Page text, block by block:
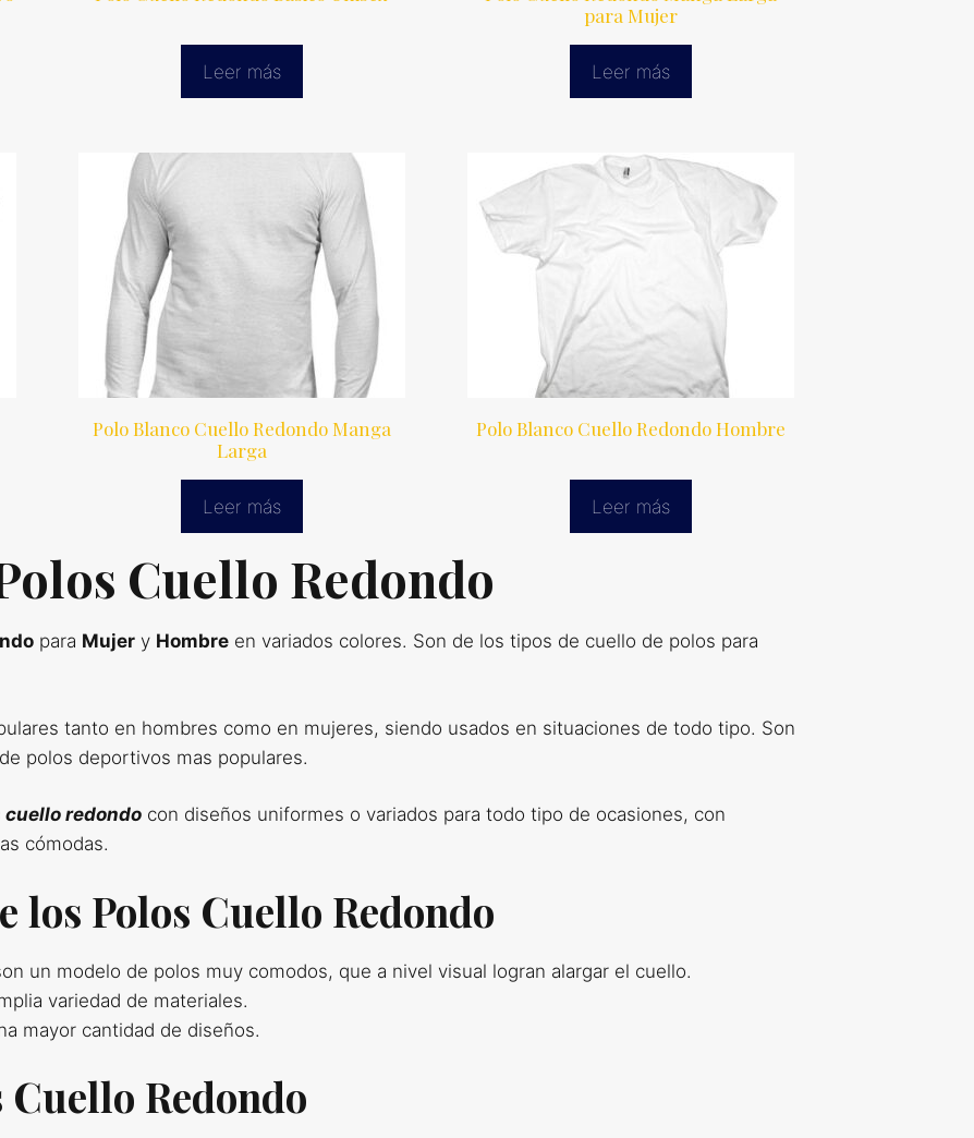
Leer más
para Mujer
Leer más
Polo Blanco Cuello Redondo Manga
Larga
Leer más
Polo Blanco Cuello Redondo Hombre
Leer más
Cuello Redondo
para Mujer y Hombre en variados colores. Son de los tipos de cuello de polos para
tanto en hombres como en mujeres, siendo usados en situaciones de todo tipo. Son
polos deportivos mas populares.
cuello redondo con diseños uniformes o variados para todo tipo de ocasiones, con
cómodas.
los Polos Cuello Redondo
un modelo de polos muy comodos, que a nivel visual logran alargar el cuello.
variedad de materiales.
mayor cantidad de diseños.
Cuello Redondo